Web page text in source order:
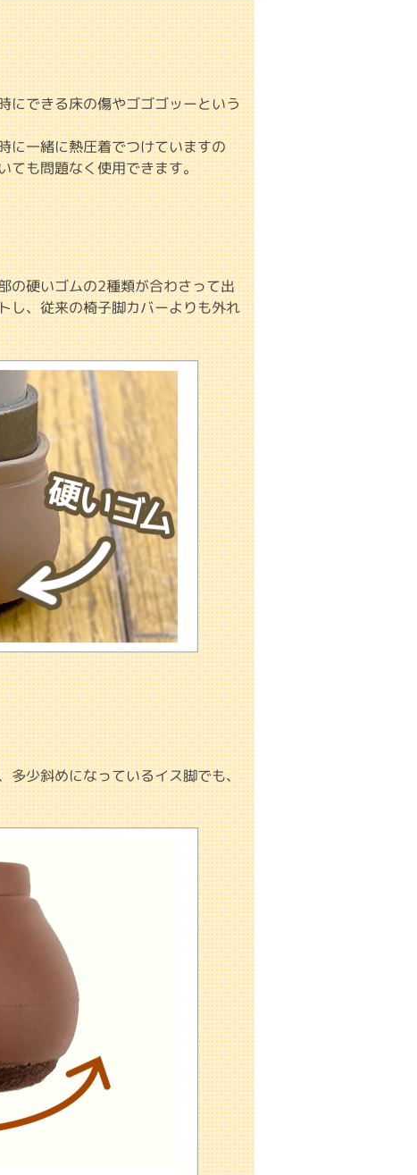
にできる床の傷やゴゴゴッーという
に一緒に熱圧着でつけていますの
ても問題なく使用できます。
の硬いゴムの2種類が合わさって出
し、従来の椅子脚カバーよりも外れ
多少斜めになっているイス脚でも、